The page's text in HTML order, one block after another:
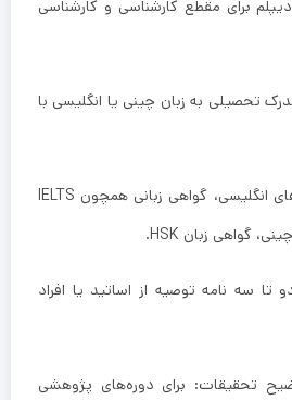
برای مقطع کارشناسی و کارشناسی
تحصیلی به زبان چینی یا انگلیسی با
4.گواهی زبان: برای دوره‌های انگلیسی، گواهی زبانی همچون IELTS
تا سه نامه توصیه از اساتید یا افراد
تحقیقات: برای دوره‌های پژوهشی